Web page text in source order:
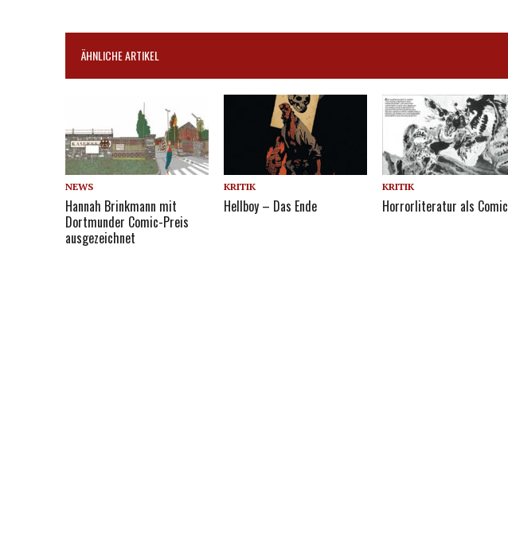
ÄHNLICHE ARTIKEL
NEWS
Hannah Brinkmann mit
Dortmunder Comic-Preis
ausgezeichnet
KRITIK
Hellboy – Das Ende
KRITIK
Horrorliteratur als Comic